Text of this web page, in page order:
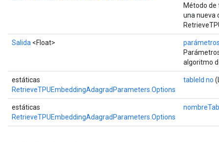
Método de
una nueva
Salida <Float>
algoritmo
estáticas
RetrieveTPUEmbeddingAdagradParameters.Options
tableId no
estáticas
RetrieveTPUEmbeddingAdagradParameters.Options